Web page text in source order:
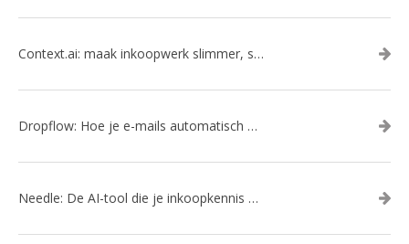
Context.ai: maak inkoopwerk slimmer, sneller en efficiënter met AI
Dropflow: Hoe je e-mails automatisch omzet in inkoopacties
Needle: De AI-tool die je inkoopkennis eindelijk organiseert